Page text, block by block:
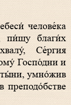
пи́щу благи́х
Се́ргия
Госпо́дни и
умно́жив
преподо́бстве